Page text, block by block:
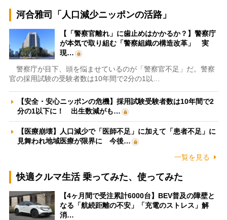
河合雅司「人口減少ニッポンの活路」
【「警察官離れ」に歯止めはかかるか？】警察庁
が本気で取り組む「警察組織の構造改革」 実
現…
警察庁が目下、頭を悩ませているのが「警察官不足」だ。警察
官の採用試験の受験者数は10年間で2分の1以…
【安全・安心ニッポンの危機】採用試験受験者数は10年間で2
分の1以下に！ 出生数減がも…
【医療崩壊】人口減少で「医師不足」に加えて「患者不足」に
見舞われ地域医療が限界に 今後…
一覧を見る
快適クルマ生活 乗ってみた、使ってみた
【4ヶ月間で受注累計6000台】BEV普及の障壁と
なる「航続距離の不安」「充電のストレス」解
消…